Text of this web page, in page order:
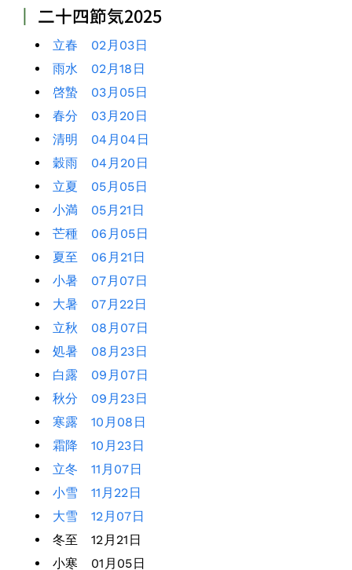
┃ 二十四節気2025
立春 02月03日
雨水 02月18日
啓蟄 03月05日
春分 03月20日
清明 04月04日
穀雨 04月20日
立夏 05月05日
小満 05月21日
芒種 06月05日
夏至 06月21日
小暑 07月07日
大暑 07月22日
立秋 08月07日
処暑 08月23日
白露 09月07日
秋分 09月23日
寒露 10月08日
霜降 10月23日
立冬 11月07日
小雪 11月22日
大雪 12月07日
冬至 12月21日
小寒 01月05日